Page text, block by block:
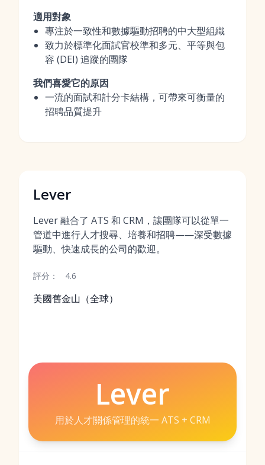
適用對象
專注於一致性和數據驅動招聘的中大型組織
致力於標準化面試官校準和多元、平等與包
容 (DEI) 追蹤的團隊
我們喜愛它的原因
一流的面試和計分卡結構，可帶來可衡量的
招聘品質提升
Lever
Lever 融合了 ATS 和 CRM，讓團隊可以從單一
管道中進行人才搜尋、培養和招聘——深受數據
驅動、快速成長的公司的歡迎。
評分： 4.6
美國舊金山（全球）
Lever
用於人才關係管理的統一 ATS + CRM